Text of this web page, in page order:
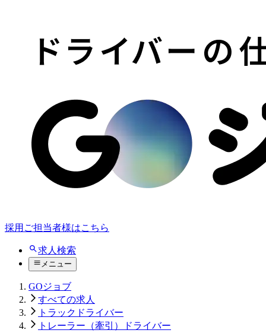
採用ご担当者様はこちら
求人検索
メニュー
GOジョブ
すべての求人
トラックドライバー
トレーラー（牽引）ドライバー